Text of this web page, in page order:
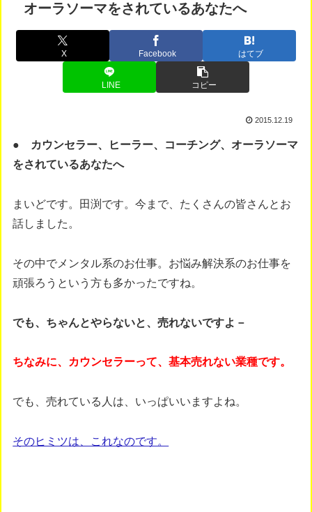
オーラソーマをされているあなたへ
X Facebook はてブ
LINE コピー
2015.12.19
● カウンセラー、ヒーラー、コーチング、オーラソーマ
をされているあなたへ
まいどです。田渕です。今まで、たくさんの皆さんとお
話しました。
その中でメンタル系のお仕事。お悩み解決系のお仕事を
頑張ろうという方も多かったですね。
でも、ちゃんとやらないと、売れないですよ－
ちなみに、カウンセラーって、基本売れない業種です。
でも、売れている人は、いっぱいいますよね。
そのヒミツは、これなのです。